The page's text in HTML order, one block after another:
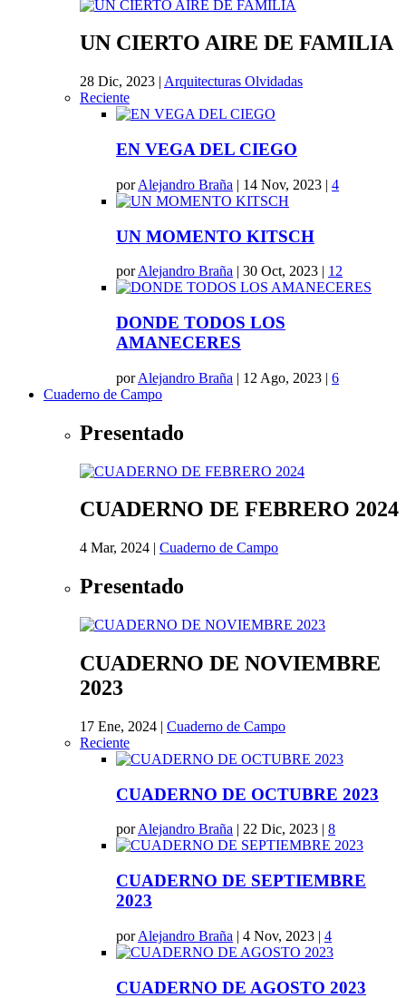
UN CIERTO AIRE DE FAMILIA
28 Dic, 2023 | Arquitecturas Olvidadas
Reciente
EN VEGA DEL CIEGO
porAlejandro Braña | 14 Nov, 2023 | 4
UN MOMENTO KITSCH
porAlejandro Braña | 30 Oct, 2023 | 12
DONDE TODOS LOS
AMANECERES
porAlejandro Braña | 12 Ago, 2023 | 6
Cuaderno de Campo
Presentado
CUADERNO DE FEBRERO 2024
4 Mar, 2024 | Cuaderno de Campo
Presentado
CUADERNO DE NOVIEMBRE
2023
17 Ene, 2024 | Cuaderno de Campo
Reciente
CUADERNO DE OCTUBRE 2023
porAlejandro Braña | 22 Dic, 2023 | 8
CUADERNO DE SEPTIEMBRE
2023
porAlejandro Braña | 4 Nov, 2023 | 4
CUADERNO DE AGOSTO 2023